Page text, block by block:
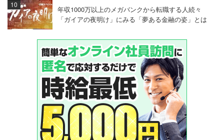
年収1000万以上のメガバンクから転職する人続々
「ガイアの夜明け」にみる「夢ある金融の姿」とは